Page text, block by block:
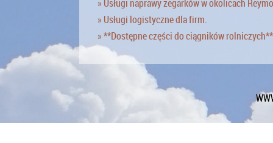
» Usługi naprawy zegarków w okolicach
» Usługi logistyczne dla firm.
» **Dostępne części do ciągników rolniczych**